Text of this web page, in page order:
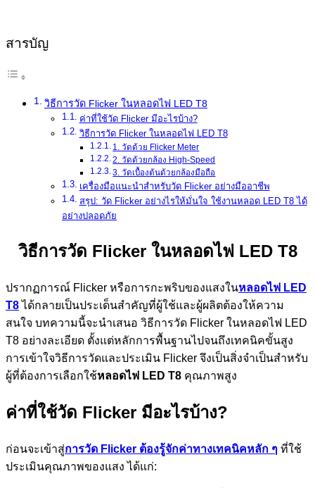
สารบัญ
วิธีการวัด Flicker ในหลอดไฟ LED T8
ค่าที่ใช้วัด Flicker มีอะไรบ้าง?
วิธีการวัด Flicker ในหลอดไฟ LED T8
1. วัดด้วย Flicker Meter
2. วัดด้วยกล้อง High-Speed
3. วัดเบื้องต้นด้วยกล้องมือถือ
เครื่องมือแนะนำสำหรับวัด Flicker อย่างมืออาชีพ
สรุป: วัด Flicker อย่างไรให้มั่นใจ ใช้งานหลอด LED T8 ได้
อย่างปลอดภัย
วิธีการวัด Flicker ในหลอดไฟ LED T8
ปรากฏการณ์ Flicker หรือการกะพริบของแสงในหลอดไฟ LED
T8ได้กลายเป็นประเด็นสำคัญที่ผู้ใช้และผู้ผลิตต้องให้ความ
สนใจ บทความนี้จะนำเสนอ วิธีการวัด Flicker ในหลอดไฟ LED
T8 อย่างละเอียด ตั้งแต่หลักการพื้นฐานไปจนถึงเทคนิคขั้นสูง
การเข้าใจวิธีการวัดและประเมิน Flicker จึงเป็นสิ่งจำเป็นสำหรับ
ผู้ที่ต้องการเลือกใช้หลอดไฟ LED T8 คุณภาพสูง
ค่าที่ใช้วัด Flicker มีอะไรบ้าง?
ก่อนจะเข้าสู่การวัด Flicker ต้องรู้จักค่าทางเทคนิคหลัก ๆ ที่ใช้
ประเมินคุณภาพของแสง ได้แก่: